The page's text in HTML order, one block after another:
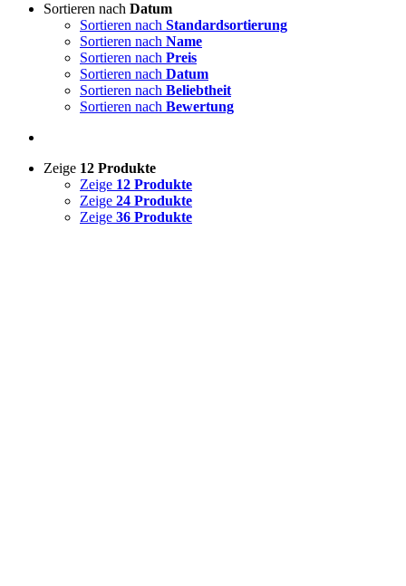
Sortieren nach Datum
Sortieren nach Standardsortierung
Sortieren nach Name
Sortieren nach Preis
Sortieren nach Datum
Sortieren nach Beliebtheit
Sortieren nach Bewertung
Zeige 12 Produkte
Zeige 12 Produkte
Zeige 24 Produkte
Zeige 36 Produkte